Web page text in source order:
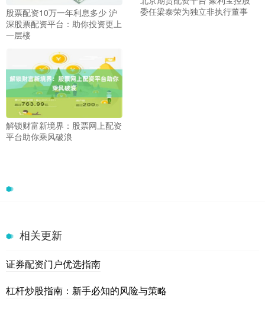
股票配资10万一年利息多少 沪
深股票配资平台：助你投资更上
一层楼
委任梁泰荣为独立非执行董事
解锁财富新境界：股票网上配资
平台助你乘风破浪
相关更新
证券配资门户优选指南
杠杆炒股指南：新手必知的风险与策略